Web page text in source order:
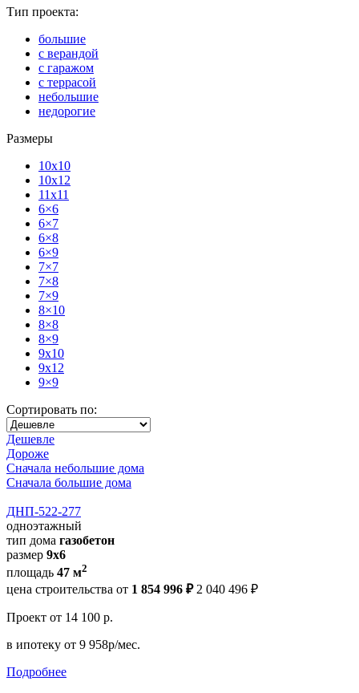
Тип проекта:
большие
с верандой
с гаражом
с террасой
небольшие
недорогие
Размеры
10x10
10x12
11x11
6×6
6×7
6×8
6×9
7×7
7×8
7×9
8×10
8×8
8×9
9x10
9x12
9×9
Сортировать по:
Дешевле
Дороже
Сначала небольшие дома
Сначала большие дома
ДНП-522-277
одноэтажный
тип дома газобетон
размер 9x6
площадь 47 м2
цена строительства от 1 854 996 ₽ 2 040 496 ₽
Проект от 14 100 р.
в ипотеку от 9 958р/мес.
Подробнее